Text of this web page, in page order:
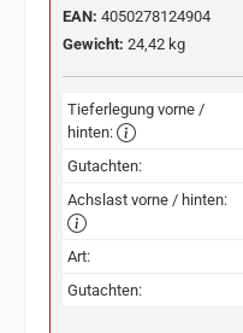
EAN: 4050278124904
Gewicht: 24,42 kg
Tieferlegung vorne /
hinten:
Gutachten:
Achslast vorne / hinten:
Art:
Gutachten: